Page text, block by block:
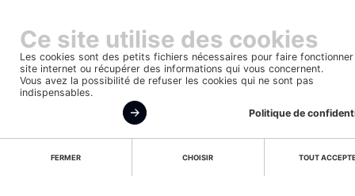
Ce site utilise des cookies
Les cookies sont des petits fichiers nécessaires pour faire fonctionner
site internet ou récupérer des informations qui vous concernent.
Vous avez la possibilité de refuser les cookies qui ne sont pas
indispensables.
Politique de
FERMER CHOISIR TOUT